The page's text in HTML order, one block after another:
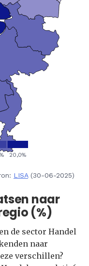
LISA(30-06-2025)
naar
(%)
de sector Handel
naar
verschillen?